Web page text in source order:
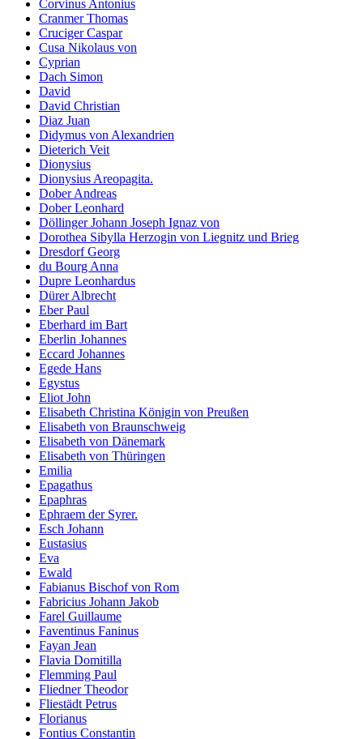
Corvinus Antonius
Cranmer Thomas
Cruciger Caspar
Cusa Nikolaus von
Cyprian
Dach Simon
David
David Christian
Diaz Juan
Didymus von Alexandrien
Dieterich Veit
Dionysius
Dionysius Areopagita.
Dober Andreas
Dober Leonhard
Döllinger Johann Joseph Ignaz von
Dorothea Sibylla Herzogin von Liegnitz und Brieg
Dresdorf Georg
du Bourg Anna
Dupre Leonhardus
Dürer Albrecht
Eber Paul
Eberhard im Bart
Eberlin Johannes
Eccard Johannes
Egede Hans
Egystus
Eliot John
Elisabeth Christina Königin von Preußen
Elisabeth von Braunschweig
Elisabeth von Dänemark
Elisabeth von Thüringen
Emilia
Epagathus
Epaphras
Ephraem der Syrer.
Esch Johann
Eustasius
Eva
Ewald
Fabianus Bischof von Rom
Fabricius Johann Jakob
Farel Guillaume
Faventinus Faninus
Fayan Jean
Flavia Domitilla
Flemming Paul
Fliedner Theodor
Fliestädt Petrus
Florianus
Fontius Constantin